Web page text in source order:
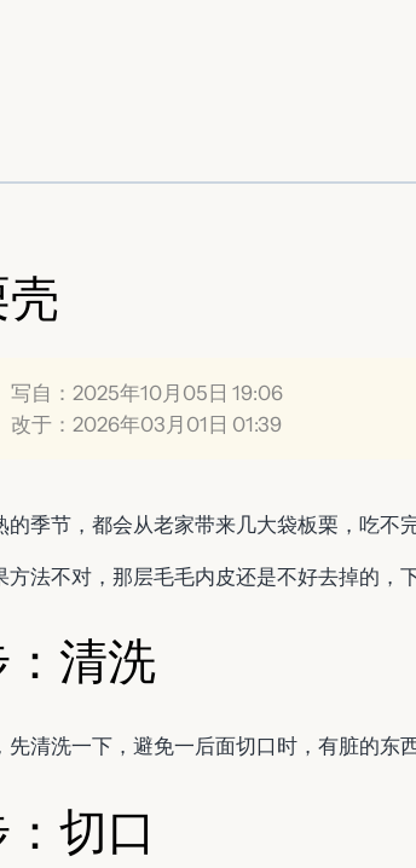
写自：2025年10月05日 19:06
改于：2026年03月01日 01:39
的季节，都会从老家带来几大袋板栗，吃不
方法不对，那层毛毛内皮还是不好去掉的，
清洗
清洗一下，避免一后面切口时，有脏的东
切口